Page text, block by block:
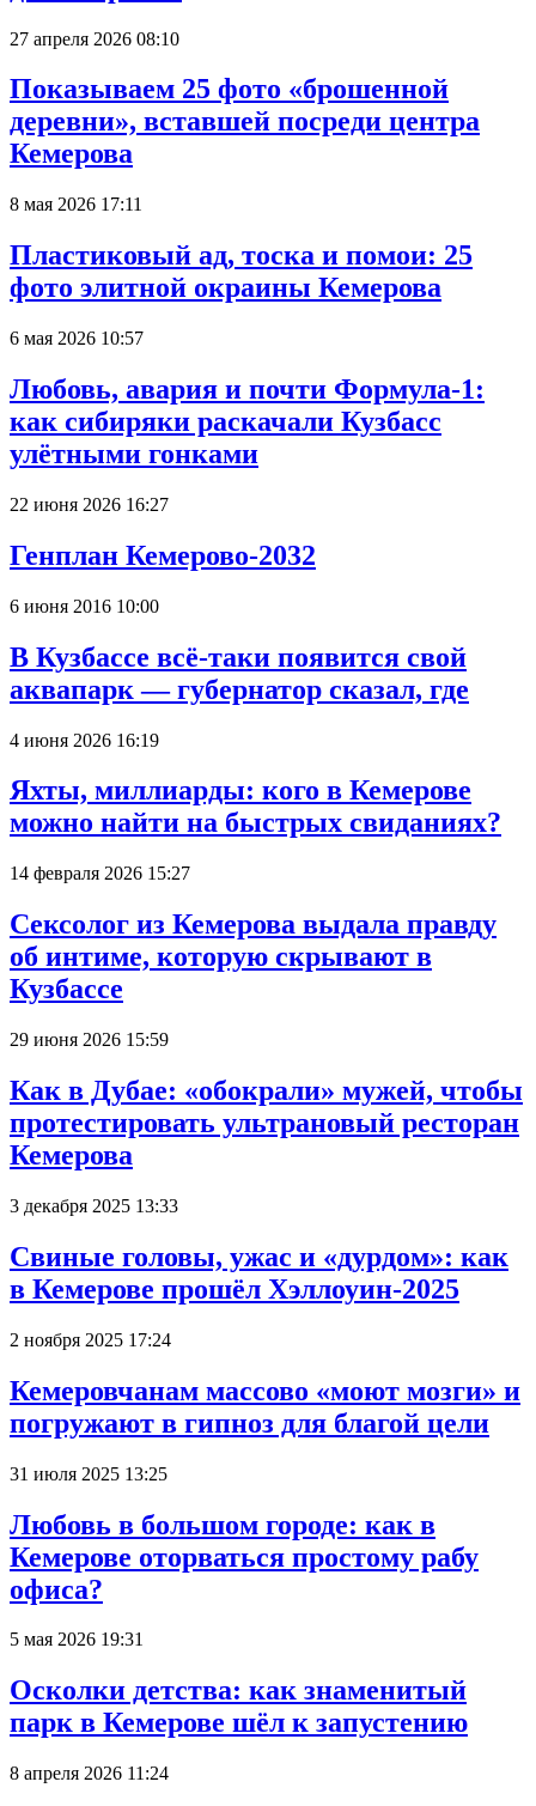
27 апреля 2026 08:10
Показываем 25 фото «брошенной
деревни», вставшей посреди центра
Кемерова
8 мая 2026 17:11
Пластиковый ад, тоска и помои: 25
фото элитной окраины Кемерова
6 мая 2026 10:57
Любовь, авария и почти Формула-1:
как сибиряки раскачали Кузбасс
улётными гонками
22 июня 2026 16:27
Генплан Кемерово-2032
6 июня 2016 10:00
В Кузбассе всё-таки появится свой
аквапарк — губернатор сказал, где
4 июня 2026 16:19
Яхты, миллиарды: кого в Кемерове
можно найти на быстрых свиданиях?
14 февраля 2026 15:27
Сексолог из Кемерова выдала правду
об интиме, которую скрывают в
Кузбассе
29 июня 2026 15:59
Как в Дубае: «обокрали» мужей, чтобы
протестировать ультрановый ресторан
Кемерова
3 декабря 2025 13:33
Свиные головы, ужас и «дурдом»: как
в Кемерове прошёл Хэллоуин-2025
2 ноября 2025 17:24
Кемеровчанам массово «моют мозги» и
погружают в гипноз для благой цели
31 июля 2025 13:25
Любовь в большом городе: как в
Кемерове оторваться простому рабу
офиса?
5 мая 2026 19:31
Осколки детства: как знаменитый
парк в Кемерове шёл к запустению
8 апреля 2026 11:24